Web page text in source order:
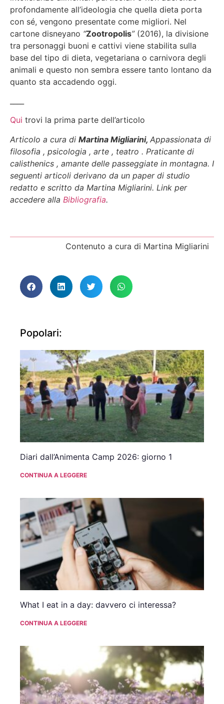
profondamente all’ideologia che quella dieta porta
con sé, vengono presentate come migliori. Nel
cartone disneyano “Zootropolis”(2016), la divisione
tra personaggi buoni e cattivi viene stabilita sulla
base del tipo di dieta, vegetariana o carnivora degli
animali e questo non sembra essere tanto lontano da
quanto sta accadendo oggi.
Qui trovi la prima parte dell’articolo
Articolo a cura di Martina Migliarini, Appassionata di
filosofia , psicologia , arte , teatro . Praticante di
calisthenics , amante delle passeggiate in montagna. I
seguenti articoli derivano da un paper di studio
redatto e scritto da Martina Migliarini. Link per
accedere alla Bibliografia.
Contenuto a cura di Martina Migliarini
Popolari:
Diari dall’Animenta Camp 2026: giorno 1
CONTINUA A LEGGERE
What I eat in a day: davvero ci interessa?
CONTINUA A LEGGERE